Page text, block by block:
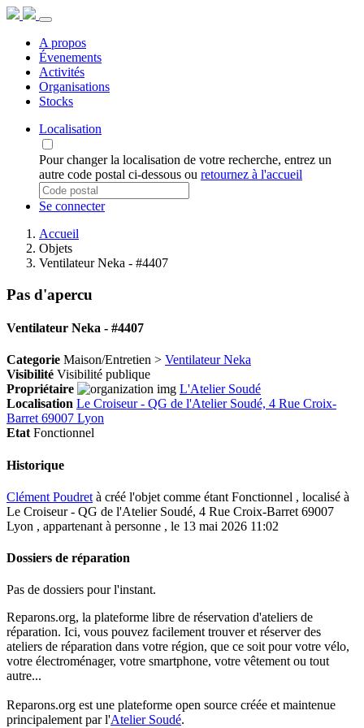
A propos
Évenements
Activités
Organisations
Stocks
Localisation
Pour changer la localisation de votre recherche, entrez un
autre code postal ci-dessous ou retournez à l'accueil
Se connecter
Accueil
Objets
Ventilateur Neka - #4407
Pas d'apercu
Ventilateur Neka - #4407
Categorie Maison/Entretien > Ventilateur Neka
Visibilité Visibilité publique
Propriétaire
L'Atelier Soudé
Localisation Le Croiseur - QG de l'Atelier Soudé, 4 Rue Croix-
Barret 69007 Lyon
Etat Fonctionnel
Historique
Clément Poudret à créé l'objet comme étant Fonctionnel , localisé à
Le Croiseur - QG de l'Atelier Soudé, 4 Rue Croix-Barret 69007
Lyon , appartenant à personne , le 13 mai 2026 11:02
Dossiers de réparation
Pas de dossiers pour l'instant.
Reparons.org, la plateforme libre de réservation d'ateliers de
réparation. Ici, vous pouvez facilement trouver et réserver des
ateliers de réparation dans votre région, que ce soit pour votre vélo,
votre électroménager, votre smartphone, votre vêtement ou tout
autre...
Reparons.org est une plateforme open source créée et maintenue
principalement par l'Atelier Soudé.